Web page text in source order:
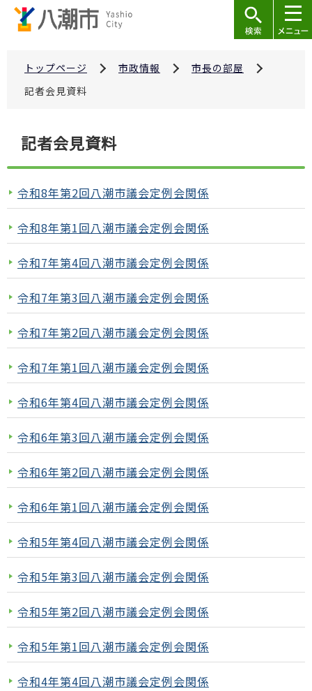
トップページ 市政情報
市長の部屋
記者会見資料
こ
か
ら
記者会見資料
令和8年第2回八潮市議会定例会関係
令和8年第1回八潮市議会定例会関係
令和7年第4回八潮市議会定例会関係
令和7年第3回八潮市議会定例会関係
令和7年第2回八潮市議会定例会関係
令和7年第1回八潮市議会定例会関係
令和6年第4回八潮市議会定例会関係
令和6年第3回八潮市議会定例会関係
令和6年第2回八潮市議会定例会関係
令和6年第1回八潮市議会定例会関係
令和5年第4回八潮市議会定例会関係
令和5年第3回八潮市議会定例会関係
令和5年第2回八潮市議会定例会関係
令和5年第1回八潮市議会定例会関係
令和4年第4回八潮市議会定例会関係